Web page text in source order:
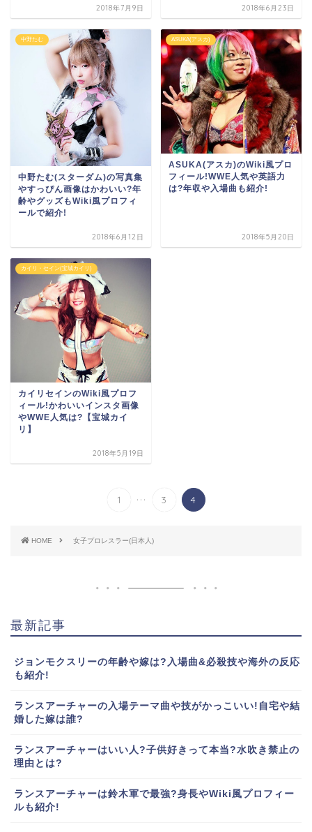
2018年7月9日 2018年6月23日
中野たむ
中野たむ(スターダム)の写真集
やすっぴん画像はかわいい?年
齢やグッズもWiki風プロフィ
ールで紹介!
2018年6月12日
ASUKA(アスカ)
ASUKA(アスカ)のWiki風プロ
フィール!WWE人気や英語力
は?年収や入場曲も紹介!
2018年5月20日
カイリ・セイン(宝城カイリ)
カイリセインのWiki風プロフ
ィール!かわいいインスタ画像
やWWE人気は?【宝城カイ
リ】
2018年5月19日
1 ... 3 4
HOME 女子プロレスラー(日本人)
最新記事
ジョンモクスリーの年齢や嫁は?入場曲&必殺技や海外の反応
も紹介!
ランスアーチャーの入場テーマ曲や技がかっこいい!自宅や結
婚した嫁は誰?
ランスアーチャーはいい人?子供好きって本当?水吹き禁止の
理由とは?
ランスアーチャーは鈴木軍で最強?身長やWiki風プロフィー
ルも紹介!